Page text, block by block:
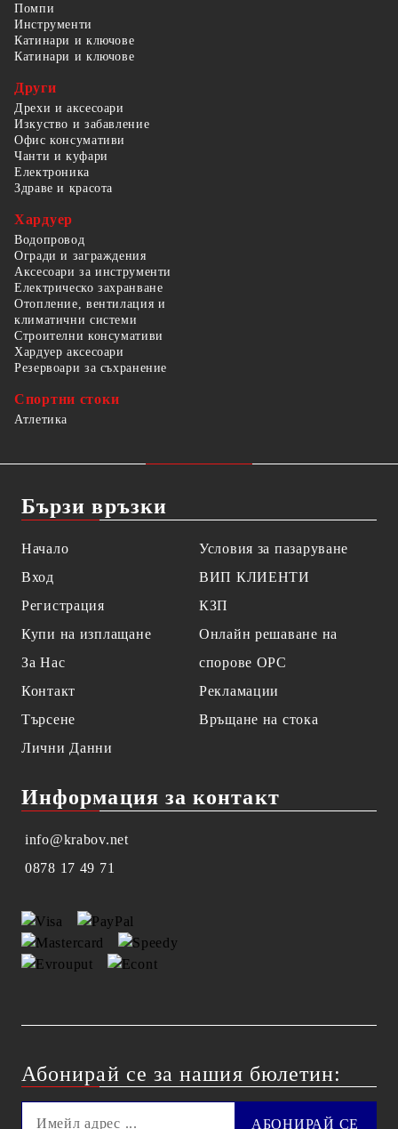
Помпи
Инструменти
Катинари и ключове
Катинари и ключове
Други
Дрехи и аксесоари
Изкуство и забавление
Офис консумативи
Чанти и куфари
Електроника
Здраве и красота
Хардуер
Водопровод
Огради и заграждения
Аксесоари за инструменти
Електрическо захранване
Отопление, вентилация и
климатични системи
Строителни консумативи
Хардуер аксесоари
Резервоари за съхранение
Спортни стоки
Атлетика
Бързи връзки
Начало
Вход
Регистрация
Купи на изплащане
За Нас
Контакт
Търсене
Лични Данни
Условия за пазаруване
ВИП КЛИЕНТИ
КЗП
Онлайн решаване на
спорове OPC
Рекламации
Връщане на стока
Информация за контакт
info@krabov.net
0878 17 49 71
Абонирай се за нашия бюлетин: